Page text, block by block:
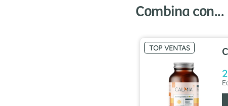
Combina con...
TOP VENTAS